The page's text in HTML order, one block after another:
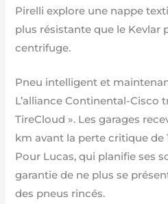
Pirelli explore une nappe
plus résistante que le Kevlar
centrifuge.
Pneu intelligent et
L’alliance Continental-Cisco
TireCloud ». Les garages
km avant la perte critique de
Pour Lucas, qui planifie ses
garantie de ne plus se
des pneus rincés.